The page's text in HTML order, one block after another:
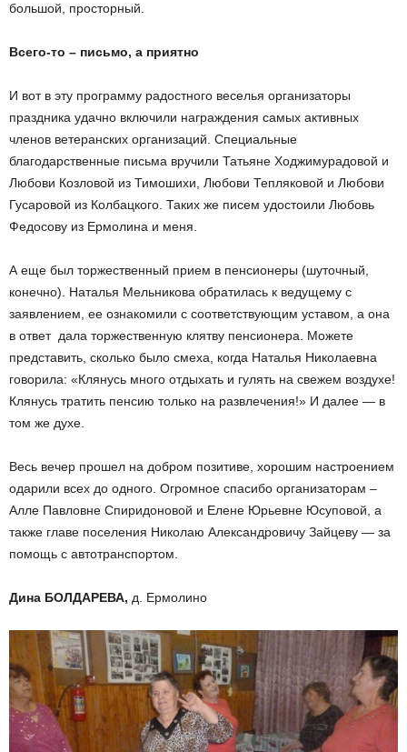
большой, просторный.
Всего-то – письмо, а приятно
И вот в эту программу радостного веселья организаторы
праздника удачно включили награждения самых активных
членов ветеранских организаций. Специальные
благодарственные письма вручили Татьяне Ходжимурадовой и
Любови Козловой из Тимошихи, Любови Тепляковой и Любови
Гусаровой из Колбацкого. Таких же писем удостоили Любовь
Федосову из Ермолина и меня.
А еще был торжественный прием в пенсионеры (шуточный,
конечно). Наталья Мельникова обратилась к ведущему с
заявлением, ее ознакомили с соответствующим уставом, а она
в ответ дала торжественную клятву пенсионера. Можете
представить, сколько было смеха, когда Наталья Николаевна
говорила: «Клянусь много отдыхать и гулять на свежем воздухе!
Клянусь тратить пенсию только на развлечения!» И далее — в
том же духе.
Весь вечер прошел на добром позитиве, хорошим настроением
одарили всех до одного. Огромное спасибо организаторам –
Алле Павловне Спиридоновой и Елене Юрьевне Юсуповой, а
также главе поселения Николаю Александровичу Зайцеву — за
помощь с автотранспортом.
Дина БОЛДАРЕВА, д. Ермолино